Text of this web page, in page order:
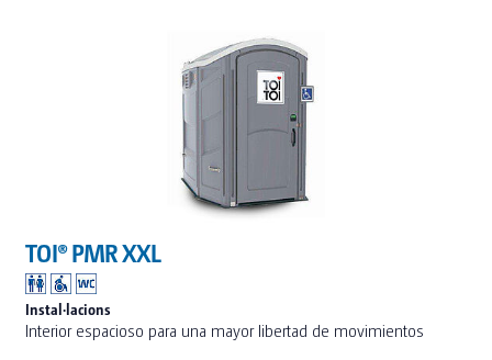
TOI® PMR XXL
Instal·lacions
Interior espacioso para una mayor libertad de movimientos